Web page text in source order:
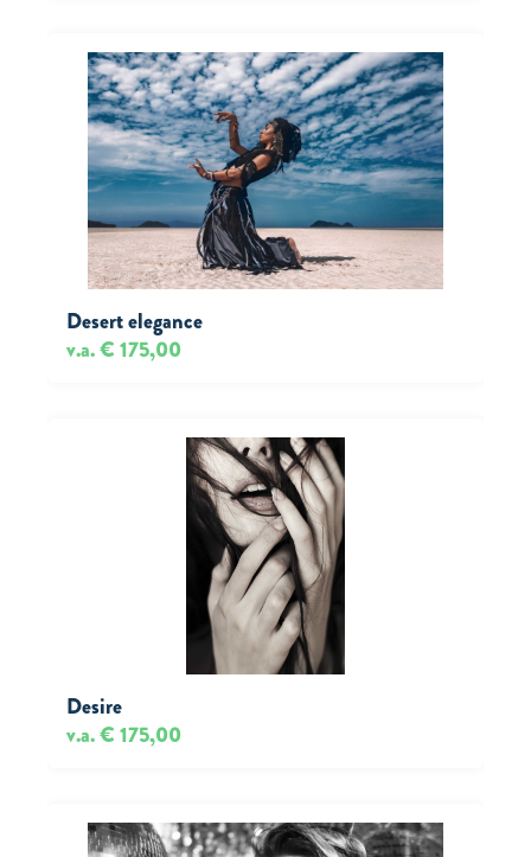
Desert elegance
v.a. € 175,00
Desire
v.a. € 175,00